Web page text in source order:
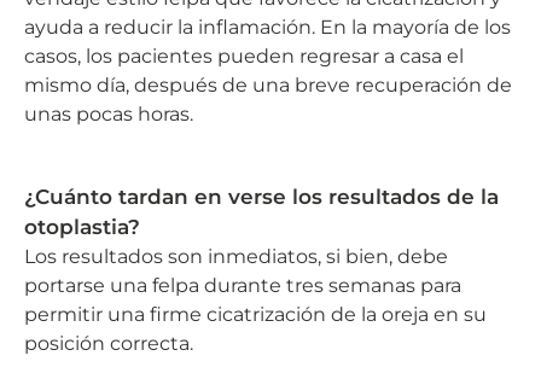
ayuda a reducir la inflamación. En la mayoría de los
casos, los pacientes pueden regresar a casa el
mismo día, después de una breve recuperación de
unas pocas horas.
¿Cuánto tardan en verse los resultados de la
otoplastia?
Los resultados son inmediatos, si bien, debe
portarse una felpa durante tres semanas para
permitir una firme cicatrización de la oreja en su
posición correcta.